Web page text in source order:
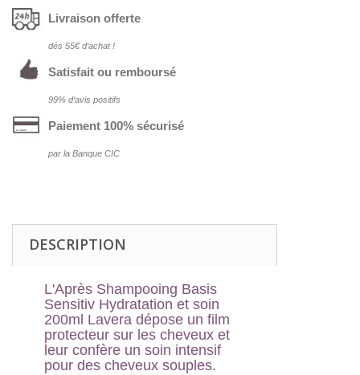
Livraison offerte
dés 55€ d‘achat !
Satisfait ou remboursé
99% d‘avis positifs
Paiement 100% sécurisé
par la Banque CIC
DESCRIPTION
L'Après Shampooing Basis
Sensitiv Hydratation et soin
200ml Lavera dépose un film
protecteur sur les cheveux et
leur confère un soin intensif
pour des cheveux souples.